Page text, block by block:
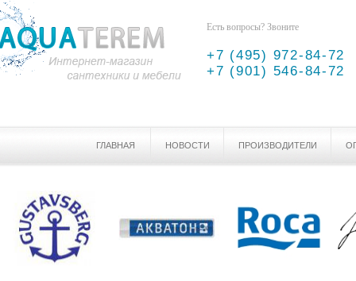
Есть вопросы? Звоните
+7 (495) 972-84-72
+7 (901) 546-84-72
ГЛАВНАЯ НОВОСТИ ПРОИЗВОДИТЕЛИ